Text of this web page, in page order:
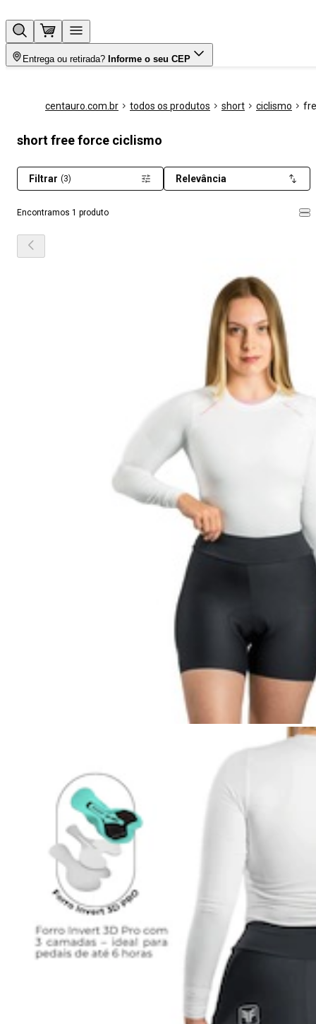
Entrega ou retirada? Informe o seu CEP
centauro.com.br todos os produtos short ciclismo
short free force ciclismo
Encontramos 1 produto
Filtrar (3) Relevância